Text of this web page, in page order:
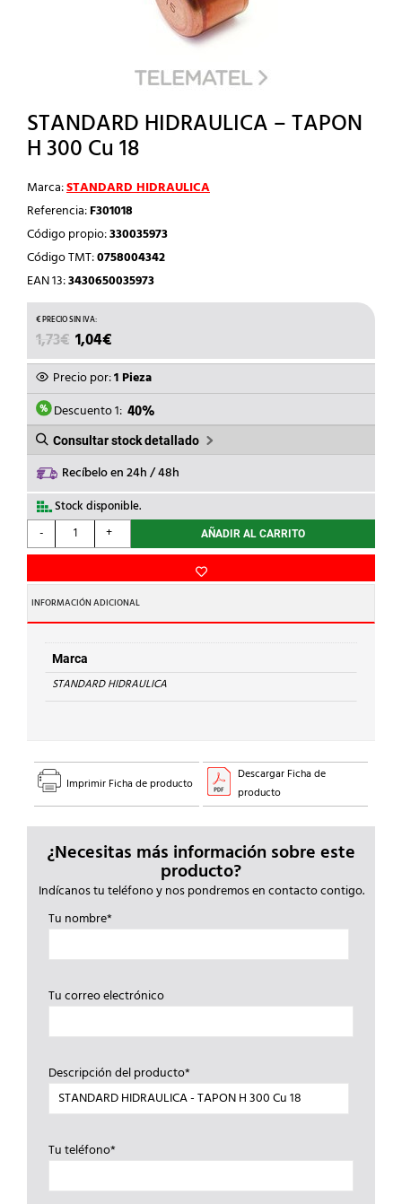
STANDARD HIDRAULICA – TAPON
H 300 Cu 18
Marca:STANDARD HIDRAULICA
Referencia:F301018
Código propio:330035973
Código TMT:0758004342
EAN 13:3430650035973
1,73€ EL
PRECIO
ORIGINAL
ERA:
1,73€.
1,04€
PRECIO
ACTUAL
ES:
1,04€.
Precio por:1 Pieza
Descuento 1: 40%
Consultar stock detallado
Recíbelo en 24h / 48h
Stock disponible.
-
STANDARD
HIDRAULICA
TAPON
H
300
Cu
18
cantidad
+ AÑADIR AL CARRITO
INFORMACIÓN ADICIONAL
Marca
STANDARD HIDRAULICA
Imprimir Ficha de producto
Descargar Ficha de
producto
¿Necesitas más información sobre este
producto?
Indícanos tu teléfono y nos pondremos en contacto contigo.
Tu nombre*
Tu correo electrónico
Descripción del producto*
Tu teléfono*